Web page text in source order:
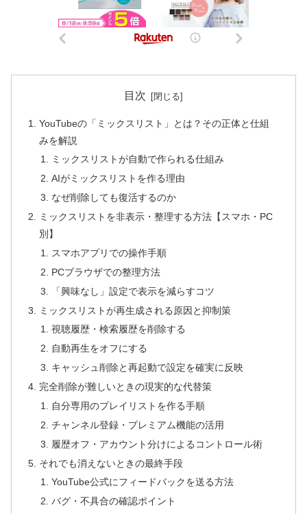
目次
YouTubeの「ミックスリスト」とは？その正体と仕組
みを解説
ミックスリストが自動で作られる仕組み
AIがミックスリストを作る理由
なぜ削除しても復活するのか
ミックスリストを非表示・整理する方法【スマホ・PC
別】
スマホアプリでの操作手順
PCブラウザでの整理方法
「興味なし」設定で表示を減らすコツ
ミックスリストが再生成される原因と抑制策
視聴履歴・検索履歴を削除する
自動再生をオフにする
キャッシュ削除と再起動で設定を確実に反映
完全削除が難しいときの現実的な代替策
自分専用のプレイリストを作る手順
チャンネル登録・プレミアム機能の活用
履歴オフ・アカウント分けによるコントロール術
それでも消えないときの最終手段
YouTube公式にフィードバックを送る方法
バグ・不具合の確認ポイント